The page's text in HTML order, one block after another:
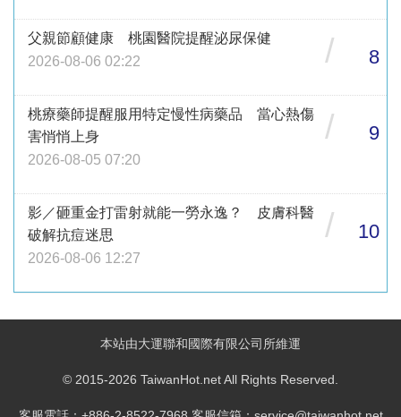
父親節顧健康 桃園醫院提醒泌尿保健
2026-08-06 02:22
/ 8
桃療藥師提醒服用特定慢性病藥品 當心熱傷
害悄悄上身
2026-08-05 07:20
/ 9
影／砸重金打雷射就能一勞永逸？ 皮膚科醫
破解抗痘迷思
2026-08-06 12:27
/ 10
本站由大運聯和國際有限公司所維運
© 2015-2026 TaiwanHot.net All Rights Reserved.